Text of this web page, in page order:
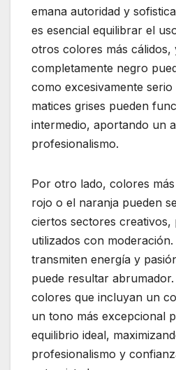
emana autoridad y
es esencial equilibrar el
otros colores más cálidos,
completamente negro
como excesivamente serio
matices grises pueden
intermedio, aportando un
profesionalismo.
Por otro lado, colores
rojo o el naranja pueden
ciertos sectores creativos,
utilizados con
transmiten energía y
puede resultar
colores que incluyan un
un tono más excepcional
equilibrio ideal,
profesionalismo y